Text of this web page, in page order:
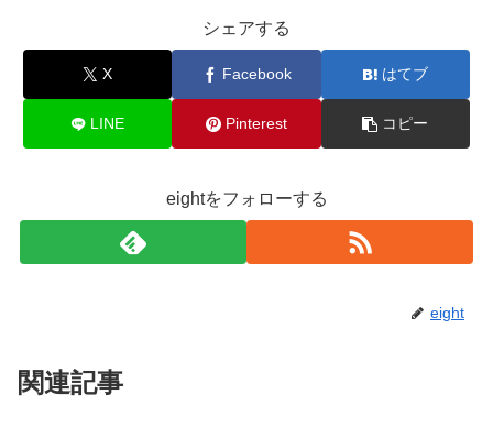
シェアする
X Facebook はてブ
LINE Pinterest コピー
eightをフォローする
eight
関連記事